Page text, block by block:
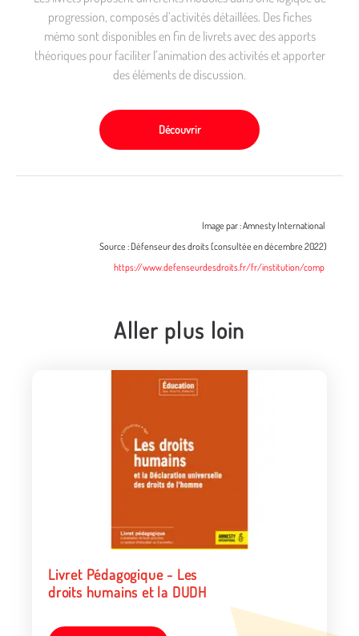
progression, composés d’activités détaillées. Des fiches
mémo sont disponibles en fin de livrets avec des apports
théoriques pour faciliter l’animation des activités et apporter
des éléments de discussion.
Découvrir
Image par : Amnesty International
Source : Défenseur des droits (consultée en décembre 2022)
https://www.defenseurdesdroits.fr/fr/institution/comp
Aller plus loin
Livret Pédagogique - Les
droits humains et la DUDH